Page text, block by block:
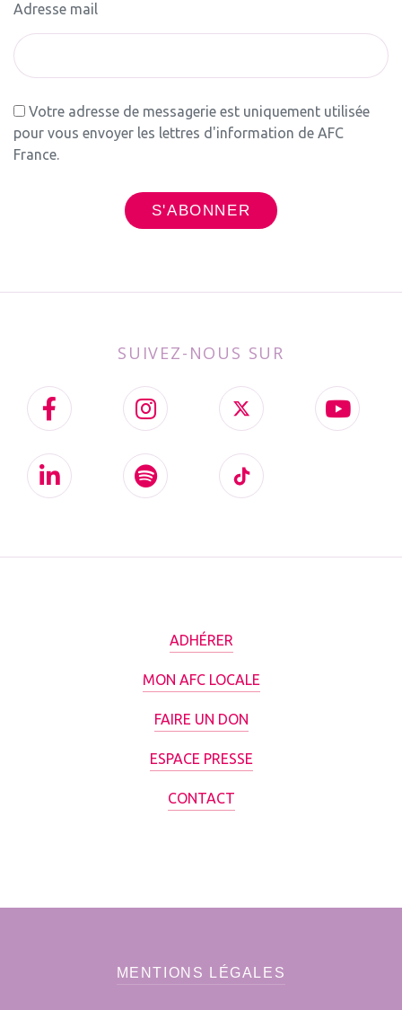
Adresse mail
Votre adresse de messagerie est uniquement utilisée
pour vous envoyer les lettres d'information de AFC
France.
SUIVEZ-NOUS SUR
ADHÉRER
MON AFC LOCALE
FAIRE UN DON
ESPACE PRESSE
CONTACT
MENTIONS LÉGALES